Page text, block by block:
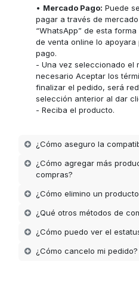
• Mercado Pago: Puede
pagar a través de
“WhatsApp” de esta
de venta online lo
pago.
- Una vez seleccionado el
necesario Aceptar los
finalizar el pedido, será
selección anterior al dar
- Reciba el producto.
¿Cómo aseguro la
¿Cómo agregar más
compras?
¿Cómo elimino un
¿Qué otros métodos de
¿Cómo puedo ver el
¿Cómo cancelo mi pedido?